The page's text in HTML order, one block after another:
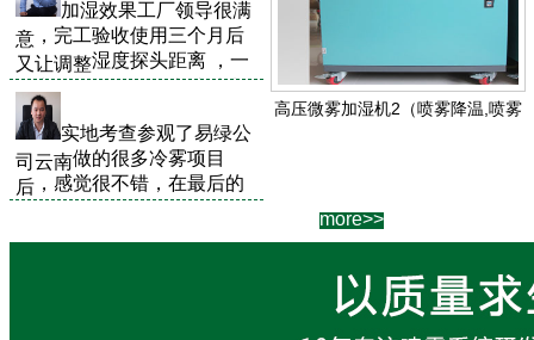
有一批经验丰富，吃
甚耐劳的安装施工队伍，做
工完美精细,能保质保量的按
期完工.
找了三家公司试装比较
效果 ，易绿公司的冷雾机及
管件做工最精细,质量,材质
more>>
高压微雾加湿机2（喷雾降温,喷雾